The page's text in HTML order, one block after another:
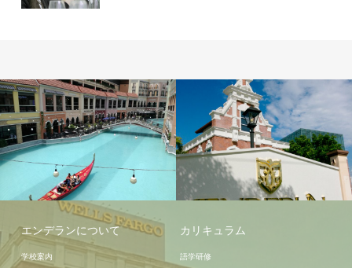
周辺情報
学校施設
エンデランについて
学校案内
カリキュラム
語学研修